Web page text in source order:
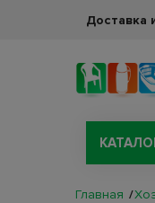
Доставка
Главная